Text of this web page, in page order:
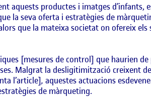
aquests productes i imatges d’infants,
la seva oferta i estratègies de
que la mateixa societat on ofereix
[mesures de control] que haurien
Malgrat la desligitimització creixent
l’article], aquestes actuacions
de màrqueting.